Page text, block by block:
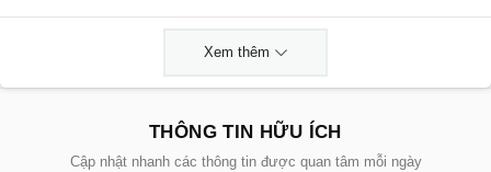
Xem thêm
THÔNG TIN HỮU ÍCH
Cập nhật nhanh các thông tin được quan tâm mỗi ngày